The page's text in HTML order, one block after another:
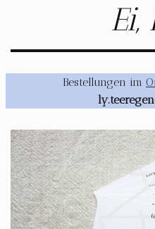
Ei,
Bestellungen im